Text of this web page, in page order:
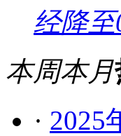
经降至
本周本月
· 2025